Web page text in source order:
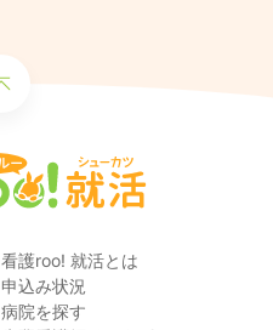
看護roo! 就活とは
申込み状況
病院を探す